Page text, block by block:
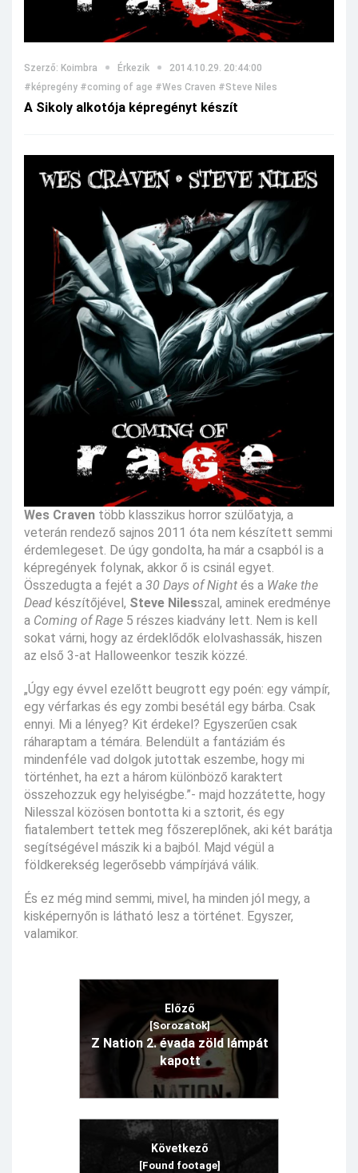
Szerző: Koimbra Érkezik
2014.10.29. 20:44:00
#képregény #coming of age #Wes Craven #Steve Niles
A Sikoly alkotója képregényt készít
Wes Craven több klasszikus horror szülőatyja, a
veterán rendező sajnos 2011 óta nem készített semmi
érdemlegeset. De úgy gondolta, ha már a csapból is a
képregények folynak, akkor ő is csinál egyet.
Összedugta a fejét a 30 Days of Night és a Wake the
Dead készítőjével, Steve Nilesszal, aminek eredménye
a Coming of Rage 5 részes kiadvány lett. Nem is kell
sokat várni, hogy az érdeklődők elolvashassák, hiszen
az első 3-at Halloweenkor teszik közzé.
„Úgy egy évvel ezelőtt beugrott egy poén: egy vámpír,
egy vérfarkas és egy zombi besétál egy bárba. Csak
ennyi. Mi a lényeg? Kit érdekel? Egyszerűen csak
ráharaptam a témára. Belendült a fantáziám és
mindenféle vad dolgok jutottak eszembe, hogy mi
történhet, ha ezt a három különböző karaktert
összehozzuk egy helyiségbe.”- majd hozzátette, hogy
Nilesszal közösen bontotta ki a sztorit, és egy
fiatalembert tettek meg főszereplőnek, aki két barátja
segítségével mászik ki a bajból. Majd végül a
földkerekség legerősebb vámpírjává válik.
És ez még mind semmi, mivel, ha minden jól megy, a
kisképernyőn is látható lesz a történet. Egyszer,
valamikor.
Előző
[Sorozatok]
Z Nation 2. évada zöld lámpát
kapott
Következő
[Found footage]